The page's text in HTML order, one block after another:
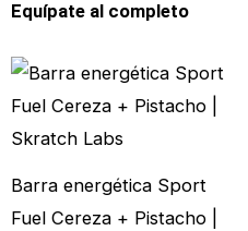
Equípate al completo
Barra energética Sport
Fuel Cereza + Pistacho |